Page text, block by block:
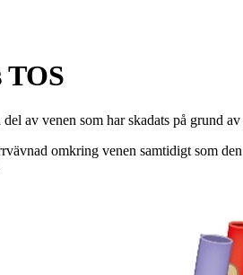
TOS
av venen som har skadats på grund
omkring venen samtidigt som